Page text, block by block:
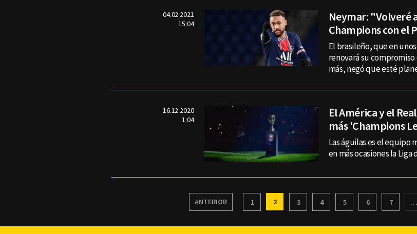
04.02.2021
15:04
Neymar: "Volveré
Champions con el
El brasileño, que en
renovará su
más, negó que esté
16.12.2020
1:04
El América y el
más 'Champions
Las águilas es el equipo
en más ocasiones la
ANTERIOR 1 2 3 4 5 6 7 …